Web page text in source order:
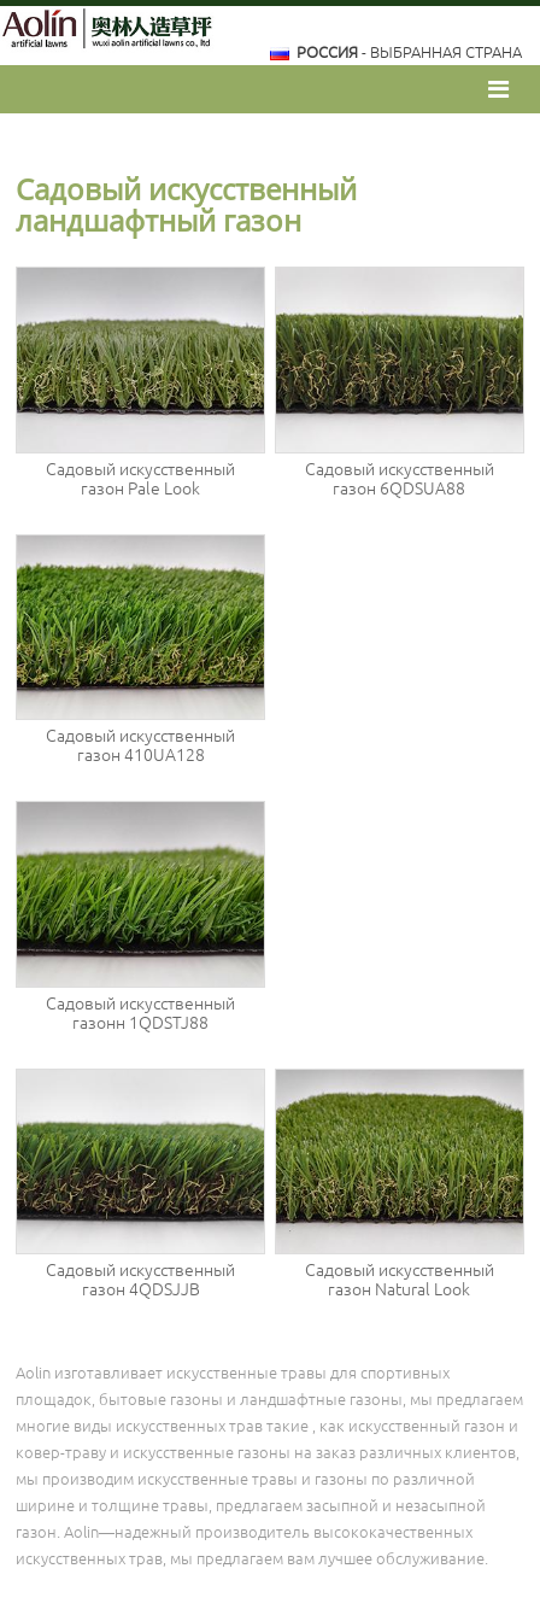
РОССИЯ - ВЫБРАННАЯ СТРАНА
Садовый искусственный
ландшафтный газон
Садовый искусственный
газон Pale Look
Садовый искусственный
газон 6QDSUA88
Садовый искусственный
газон 410UA128
Садовый искусственный
газонн 1QDSTJ88
Садовый искусственный
газон 4QDSJJB
Садовый искусственный
газон Natural Look
Aolin изготавливает искусственные травы для спортивных
площадок, бытовые газоны и ландшафтные газоны, мы предлагаем
многие виды искусственных трав такие , как искусственный газон и
ковер-траву и искусственные газоны на заказ различных клиентов,
мы производим искусственные травы и газоны по различной
ширине и толщине травы, предлагаем засыпной и незасыпной
газон. Aolin―надежный производитель высококачественных
искусственных трав, мы предлагаем вам лучшее обслуживание.